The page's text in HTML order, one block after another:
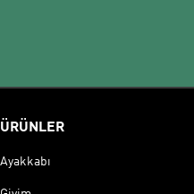
ÜRÜNLER
Ayakkabı